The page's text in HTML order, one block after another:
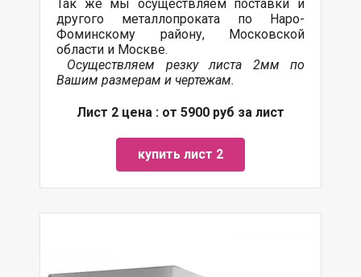
Так же мы осуществляем поставки и
другого металлопроката по Наро-
Фоминскому району, Московской
области и Москве.
Осуществляем резку листа 2мм по
Вашим размерам и чертежам.
Лист 2 цена : от 5900 руб за лист
купить лист 2